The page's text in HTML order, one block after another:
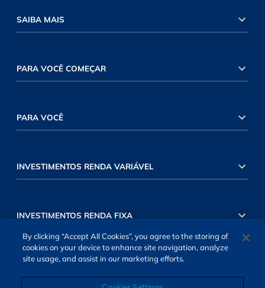
SAIBA MAIS
PARA VOCÊ COMEÇAR
PARA VOCÊ
INVESTIMENTOS RENDA VARIÁVEL
INVESTIMENTOS RENDA FIXA
By clicking “Accept All Cookies”, you agree to the storing of
cookies on your device to enhance site navigation, analyze
site usage, and assist in our marketing efforts.